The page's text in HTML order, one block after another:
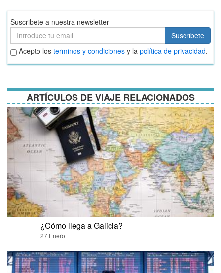
Suscribete a nuestra newsletter:
Suscribete
Suscribete
Aceptar
términos
y
Acepto los terminos y condiciones y la política de privacidad.
ARTÍCULOS DE VIAJE RELACIONADOS
¿Cómo llega a Galicia?
27 Enero